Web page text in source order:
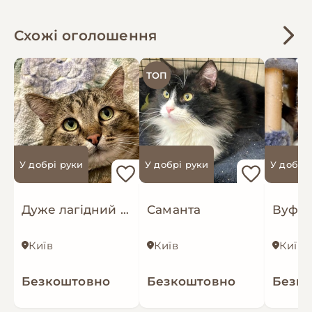
Схожі оголошення
У добрі руки
Дуже лагідний Байрон
Київ
Безкоштовно
ТОП
У добрі руки
Саманта
Київ
Безкоштовно
У добрі
Вуфі
Київ